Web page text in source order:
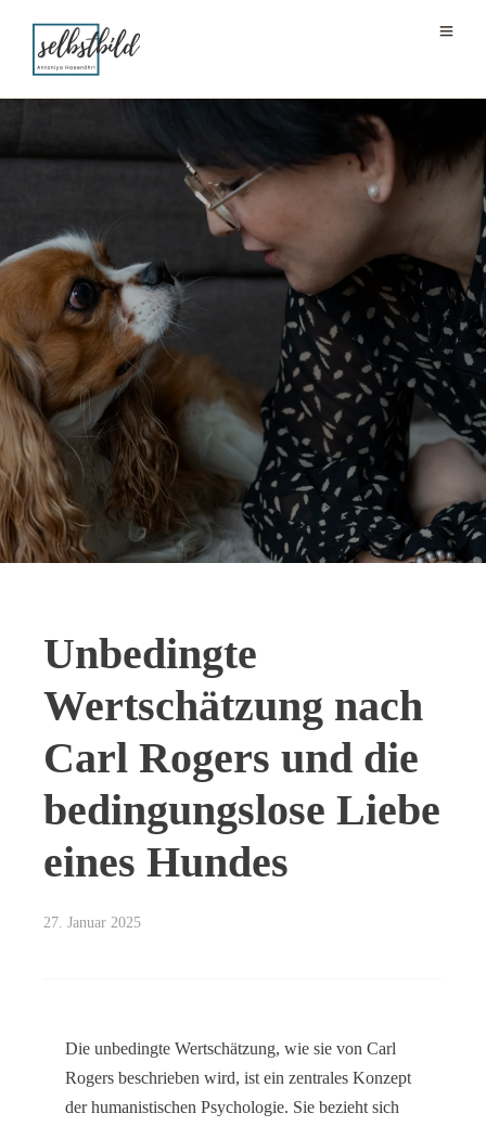
Unbedingte
Wertschätzung nach
Carl Rogers und die
bedingungslose Liebe
eines Hundes
27. Januar 2025
Die unbedingte Wertschätzung, wie sie von Carl
Rogers beschrieben wird, ist ein zentrales Konzept
der humanistischen Psychologie. Sie bezieht sich